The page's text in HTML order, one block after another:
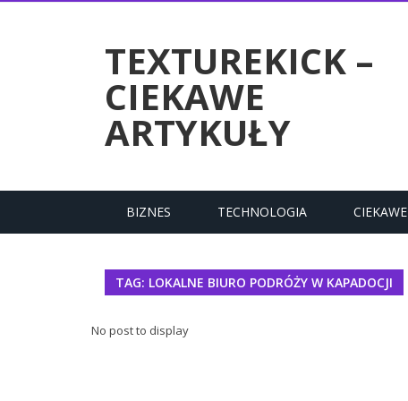
TEXTUREKICK –
CIEKAWE
ARTYKUŁY
BIZNES TECHNOLOGIA CIEKAWE
TAG: LOKALNE BIURO PODRÓŻY W KAPADOCJI
No post to display